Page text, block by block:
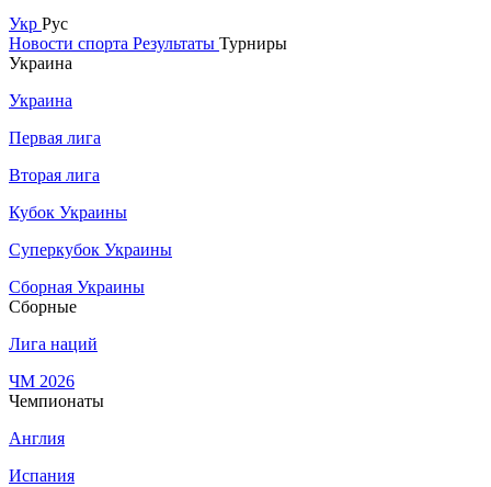
Укр Рус
Новости спорта Результаты Турниры
Украина
Украина
Первая лига
Вторая лига
Кубок Украины
Суперкубок Украины
Сборная Украины
Сборные
Лига наций
ЧМ 2026
Чемпионаты
Англия
Испания